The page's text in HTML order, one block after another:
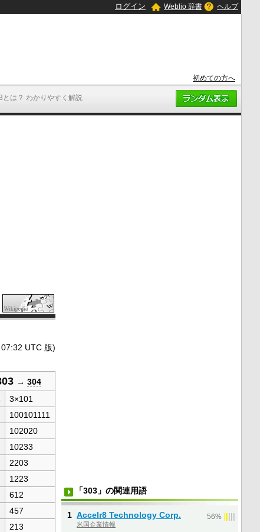
とは？ わかりやすく解説
ログイン Weblio 辞書 ヘルプ
初めての方へ
UTC 版)
→ 304
3×101
100101111
102020
10233
2203
1223
612
457
213
「303」の関連用語
1 Accelr8 Technology Corp.
米国企業情報
56%